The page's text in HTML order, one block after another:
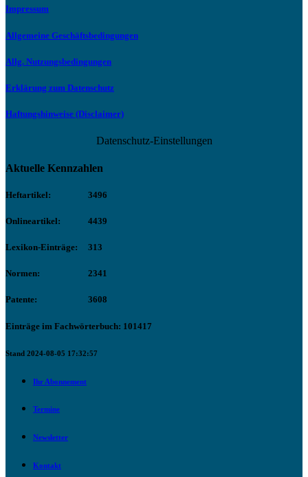
Impressum
Allgemeine Geschäftsbedingungen
Allg. Nutzungsbedingungen
Erklärung zum Datenschutz
Haftungshinweise (Disclaimer)
Datenschutz-Einstellungen
Aktuelle Kennzahlen
Heftartikel: 3496
Onlineartikel: 4439
Lexikon-Einträge: 313
Normen: 2341
Patente: 3608
Einträge im Fachwörterbuch: 101417
Stand 2024-08-05 17:32:57
Ihr Abonnement
Termine
Newsletter
Kontakt